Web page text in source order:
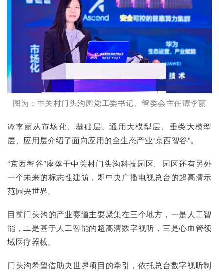
图为：中关村门头沟园党工委书记、管委会主任谭李丽
谭李丽从市场化、基础层、通用大模型层、垂类大模型
层、应用层介绍了面向应用的全生态产业“京西智谷”。
“京西智谷”座落于中关村门头沟科技园区。园区还有另外
一个未来的标志性建筑，即中央广播电视总台的超高清示
范园央世界。
目前门头沟的产业赛道主要聚集在三个地方，一是人工智
能，二是基于人工智能的超高清数字视听，三是心血管领
域医疗器械。
门头沟希望借助央世界项目的牵引，依托总台数字视听制